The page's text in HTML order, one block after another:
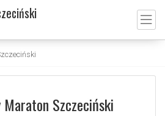
Maraton Szczeciński